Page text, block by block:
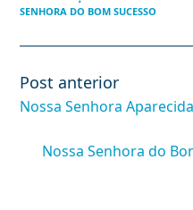
SENHORA DO BOM SUCESSO
Leia
mais
artigos
Post anterior
Nossa Senhora
Nossa Senhora do